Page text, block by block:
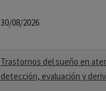
30/08/2026
Trastornos del sueño en
detección, evaluación y